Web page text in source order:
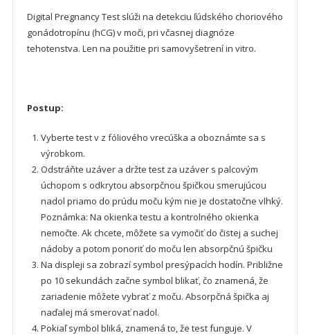
Digital Pregnancy Test slúži na detekciu ľúdského choriového
gonádotropínu (hCG) v moči, pri včasnej diagnóze
tehotenstva. Len na použitie pri samovyšetrení in vitro.
Postup:
Vyberte test v z fóliového vrecúška a oboznámte sa s
výrobkom.
Odstráňte uzáver a držte test za uzáver s palcovým
úchopom s odkrytou absorpčnou špičkou smerujúcou
nadol priamo do prúdu moču kým nie je dostatočne vlhký.
Poznámka: Na okienka testu a kontrolného okienka
nemočte. Ak chcete, môžete sa vymočiť do čistej a suchej
nádoby a potom ponoriť do moču len absorpčnú špičku
Na displeji sa zobrazí symbol presýpacích hodín. Približne
po 10 sekundách začne symbol blikať, čo znamená, že
zariadenie môžete vybrať z moču. Absorpčná špička aj
naďalej má smerovať nadol.
Pokiaľ symbol bliká, znamená to, že test funguje. V